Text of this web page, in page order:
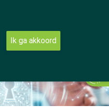
Ik ga akkoord